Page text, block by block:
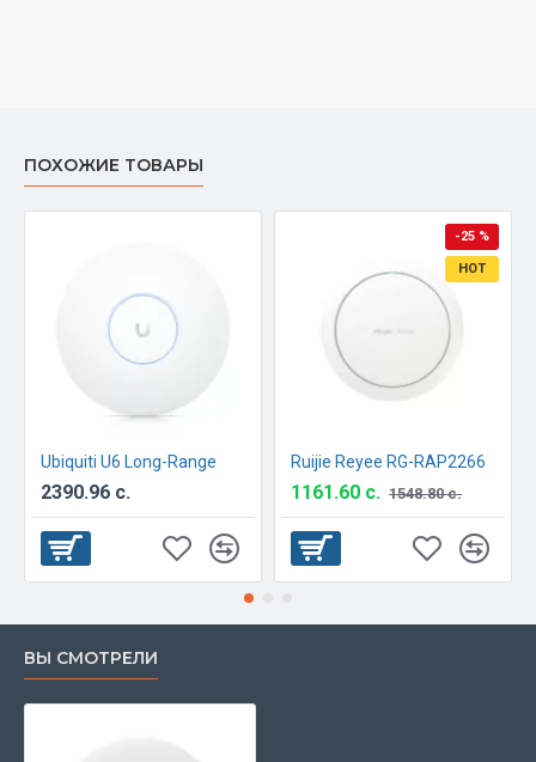
ПОХОЖИЕ ТОВАРЫ
Ubiquiti U6 Long-Range
2390.96 с.
HOT
-25 %
Ruijie Reyee RG-RAP2266
1161.60 с. 1548.80 с.
ВЫ СМОТРЕЛИ